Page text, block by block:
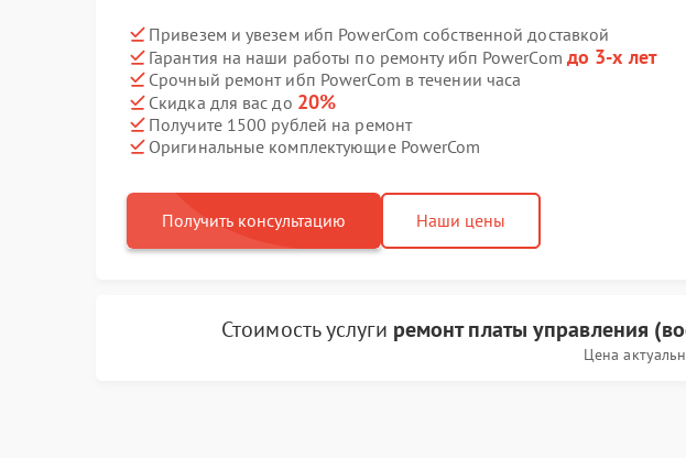
Привезем и увезем ибп PowerCom собственной доставкой
Гарантия на наши работы по ремонту ибп PowerCom до 3-х лет
Срочный ремонт ибп PowerCom в течении часа
Скидка для вас до 20%
Получите 1500 рублей на ремонт
Оригинальные комплектующие PowerCom
Получить консультацию Наши цены
Стоимость услуги ремонт платы управления
Цена